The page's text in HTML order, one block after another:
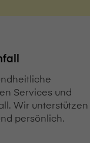
Services und
Wir unterstützen
persönlich.